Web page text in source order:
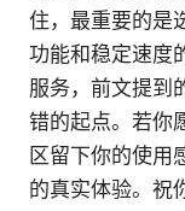
住，最重要的是
功能和稳定速度
服务，前文提到
错的起点。若你
区留下你的使用
的真实体验。祝